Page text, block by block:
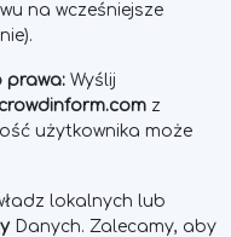
na wcześniejsze
prawa: Wyślij
z
użytkownika może
lokalnych lub
Danych. Zalecamy, aby